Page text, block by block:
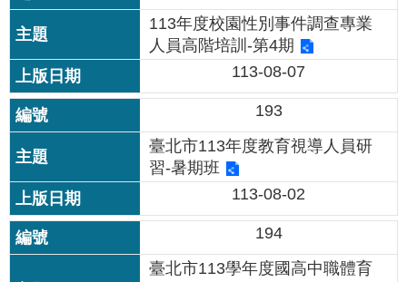
及
網
站
安
全
政
策
著
作
權
聲
明
113年度校園性別事件調查專業
人員高階培訓-第4期
113-08-07
193
臺北市113年度教育視導人員研
習-暑期班
113-08-02
194
臺北市113學年度國高中職體育